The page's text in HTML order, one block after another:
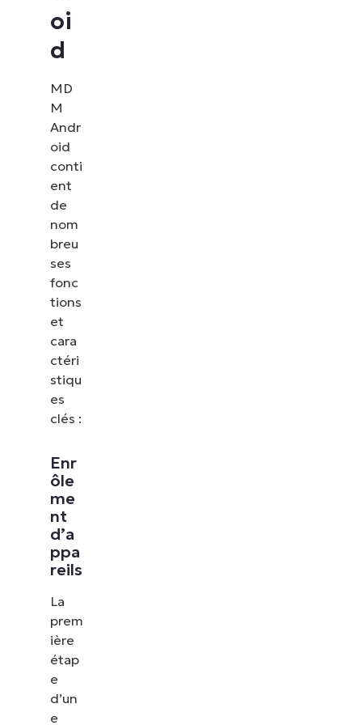
oi
d
MD
M
Andr
oid
conti
ent
de
nom
breu
ses
fonc
tions
et
cara
ctéri
stiqu
es
clés :
Enr
ôle
me
nt
d’a
ppa
reils
La
prem
ière
étap
e
d’un
e